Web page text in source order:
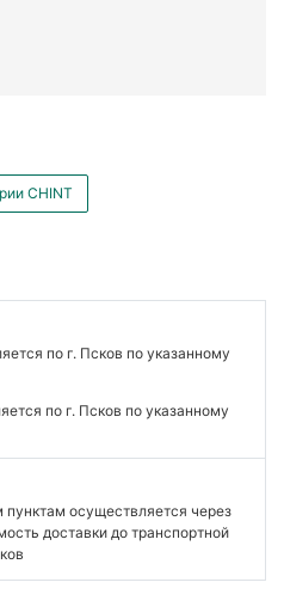
CHINT
по г. Псков по указанному
по г. Псков по указанному
осуществляется через
доставки до транспортной